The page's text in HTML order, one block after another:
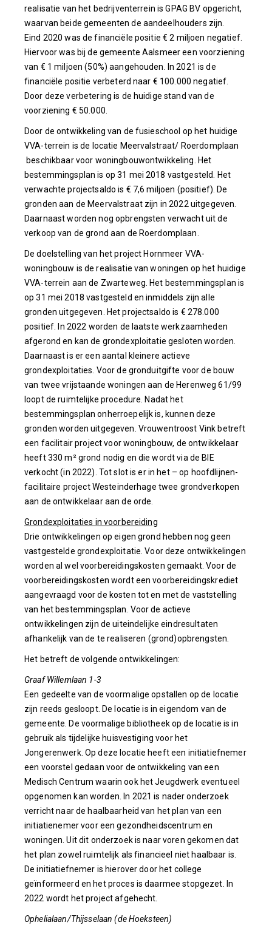
realisatie van het bedrijventerrein is GPAG BV opgericht,
waarvan beide gemeenten de aandeelhouders zijn.
Eind 2020 was de financiële positie € 2 miljoen negatief.
Hiervoor was bij de gemeente Aalsmeer een voorziening
van € 1 miljoen (50%) aangehouden. In 2021 is de
financiële positie verbeterd naar € 100.000 negatief.
Door deze verbetering is de huidige stand van de
voorziening € 50.000.
Door de ontwikkeling van de fusieschool op het huidige
VVA-terrein is de locatie Meervalstraat/ Roerdomplaan
beschikbaar voor woningbouwontwikkeling. Het
bestemmingsplan is op 31 mei 2018 vastgesteld. Het
verwachte projectsaldo is € 7,6 miljoen (positief). De
gronden aan de Meervalstraat zijn in 2022 uitgegeven.
Daarnaast worden nog opbrengsten verwacht uit de
verkoop van de grond aan de Roerdomplaan.
De doelstelling van het project Hornmeer VVA-
woningbouw is de realisatie van woningen op het huidige
VVA-terrein aan de Zwarteweg. Het bestemmingsplan is
op 31 mei 2018 vastgesteld en inmiddels zijn alle
gronden uitgegeven. Het projectsaldo is € 278.000
positief. In 2022 worden de laatste werkzaamheden
afgerond en kan de grondexploitatie gesloten worden.
Daarnaast is er een aantal kleinere actieve
grondexploitaties. Voor de gronduitgifte voor de bouw
van twee vrijstaande woningen aan de Herenweg 61/99
loopt de ruimtelijke procedure. Nadat het
bestemmingsplan onherroepelijk is, kunnen deze
gronden worden uitgegeven. Vrouwentroost Vink betreft
een facilitair project voor woningbouw, de ontwikkelaar
heeft 330 m² grond nodig en die wordt via de BIE
verkocht (in 2022). Tot slot is er in het – op hoofdlijnen-
facilitaire project Westeinderhage twee grondverkopen
aan de ontwikkelaar aan de orde.
Grondexploitaties in voorbereiding
Drie ontwikkelingen op eigen grond hebben nog geen
vastgestelde grondexploitatie. Voor deze ontwikkelingen
worden al wel voorbereidingskosten gemaakt. Voor de
voorbereidingskosten wordt een voorbereidingskrediet
aangevraagd voor de kosten tot en met de vaststelling
van het bestemmingsplan. Voor de actieve
ontwikkelingen zijn de uiteindelijke eindresultaten
afhankelijk van de te realiseren (grond)opbrengsten.
Het betreft de volgende ontwikkelingen:
Graaf Willemlaan 1-3
Een gedeelte van de voormalige opstallen op de locatie
zijn reeds gesloopt. De locatie is in eigendom van de
gemeente. De voormalige bibliotheek op de locatie is in
gebruik als tijdelijke huisvestiging voor het
Jongerenwerk. Op deze locatie heeft een initiatiefnemer
een voorstel gedaan voor de ontwikkeling van een
Medisch Centrum waarin ook het Jeugdwerk eventueel
opgenomen kan worden. In 2021 is nader onderzoek
verricht naar de haalbaarheid van het plan van een
initiatienemer voor een gezondheidscentrum en
woningen. Uit dit onderzoek is naar voren gekomen dat
het plan zowel ruimtelijk als financieel niet haalbaar is.
De initiatiefnemer is hierover door het college
geïnformeerd en het proces is daarmee stopgezet. In
2022 wordt het project afgehecht.
Ophelialaan/Thijsselaan (de Hoeksteen)